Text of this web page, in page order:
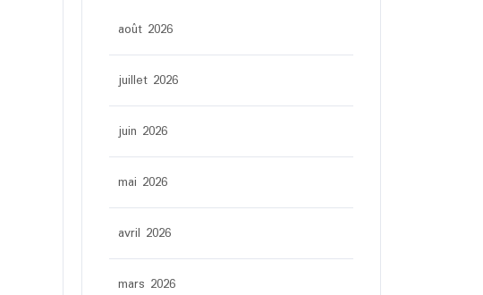
août 2026
juillet 2026
juin 2026
mai 2026
avril 2026
mars 2026